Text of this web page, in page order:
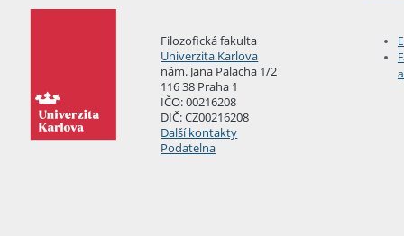
Filozofická fakulta
Univerzita Karlova
nám. Jana Palacha 1/2
116 38 Praha 1
IČO: 00216208
DIČ: CZ00216208
Další kontakty
Podatelna